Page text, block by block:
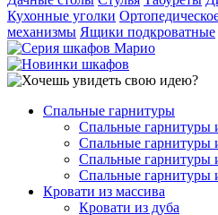
Кухонные уголки
механизмы Ящики подкроватные
Спальные гарнитуры
Спальные гарнитуры
Спальные гарнитуры
Спальные гарнитуры
Спальные гарнитуры
Кровати из массива
Кровати из дуба